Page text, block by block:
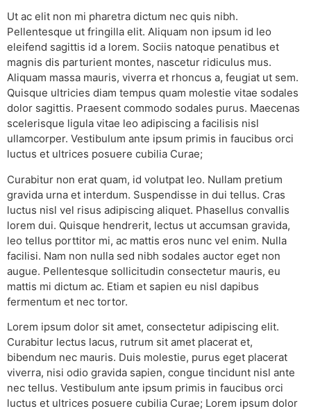
Ut ac elit non mi pharetra dictum nec quis nibh.
Pellentesque ut fringilla elit. Aliquam non ipsum id leo
eleifend sagittis id a lorem. Sociis natoque penatibus et
magnis dis parturient montes, nascetur ridiculus mus.
Aliquam massa mauris, viverra et rhoncus a, feugiat ut sem.
Quisque ultricies diam tempus quam molestie vitae sodales
dolor sagittis. Praesent commodo sodales purus. Maecenas
scelerisque ligula vitae leo adipiscing a facilisis nisl
ullamcorper. Vestibulum ante ipsum primis in faucibus orci
luctus et ultrices posuere cubilia Curae;
Curabitur non erat quam, id volutpat leo. Nullam pretium
gravida urna et interdum. Suspendisse in dui tellus. Cras
luctus nisl vel risus adipiscing aliquet. Phasellus convallis
lorem dui. Quisque hendrerit, lectus ut accumsan gravida,
leo tellus porttitor mi, ac mattis eros nunc vel enim. Nulla
facilisi. Nam non nulla sed nibh sodales auctor eget non
augue. Pellentesque sollicitudin consectetur mauris, eu
mattis mi dictum ac. Etiam et sapien eu nisl dapibus
fermentum et nec tortor.
Lorem ipsum dolor sit amet, consectetur adipiscing elit.
Curabitur lectus lacus, rutrum sit amet placerat et,
bibendum nec mauris. Duis molestie, purus eget placerat
viverra, nisi odio gravida sapien, congue tincidunt nisl ante
nec tellus. Vestibulum ante ipsum primis in faucibus orci
luctus et ultrices posuere cubilia Curae; Lorem ipsum dolor